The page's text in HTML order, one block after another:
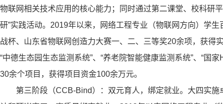
物联网相关技术应用的核心能力；同时通过第二课堂、校科研
研”实践活动。2019年以来，网络工程专业（物联网方向）学
战杯、山东省物联网创造力大赛一、二、三等奖20余项，获得
“中德生态园生态监测系统”、“养老院智能健康监测系统”、“国
30余个项目，获得项目资金100余万元。
第三阶段（CCB-Bind）：双元育人，绑定就业。大四实